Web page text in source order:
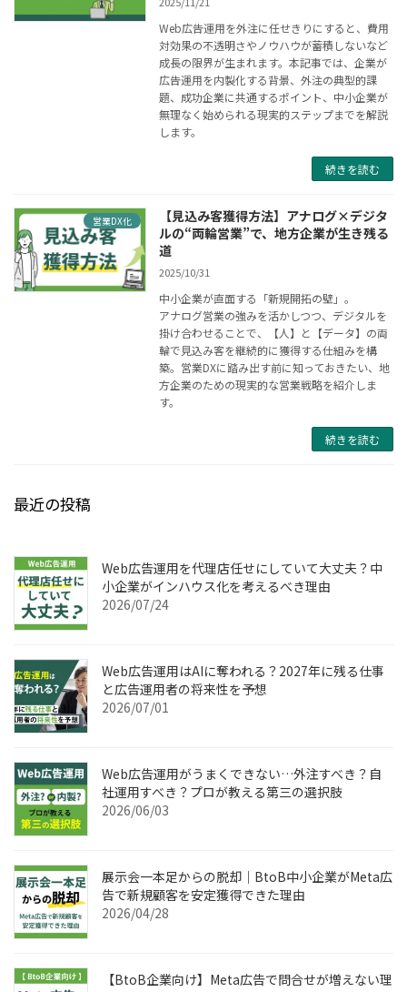
Web広告運用を外注に任せきりにすると、費用
対効果の不透明さやノウハウが蓄積しないなど
成長の限界が生まれます。本記事では、企業が
広告運用を内製化する背景、外注の典型的課
題、成功企業に共通するポイント、中小企業が
無理なく始められる現実的ステップまでを解説
します。
続きを読む
営業DX化
【見込み客獲得方法】アナログ×デジタ
ルの“両輪営業”で、地方企業が生き残る
道
2025/10/31
中小企業が直面する「新規開拓の壁」。
アナログ営業の強みを活かしつつ、デジタルを
掛け合わせることで、【人】と【データ】の両
輪で見込み客を継続的に獲得する仕組みを構
築。営業DXに踏み出す前に知っておきたい、地
方企業のための現実的な営業戦略を紹介しま
す。
続きを読む
最近の投稿
Web広告運用を代理店任せにしていて大丈夫？中
小企業がインハウス化を考えるべき理由
2026/07/24
Web広告運用はAIに奪われる？2027年に残る仕事
と広告運用者の将来性を予想
2026/07/01
Web広告運用がうまくできない…外注すべき？自
社運用すべき？プロが教える第三の選択肢
2026/06/03
展示会一本足からの脱却｜BtoB中小企業がMeta広
告で新規顧客を安定獲得できた理由
2026/04/28
【BtoB企業向け】Meta広告で問合せが増えない理